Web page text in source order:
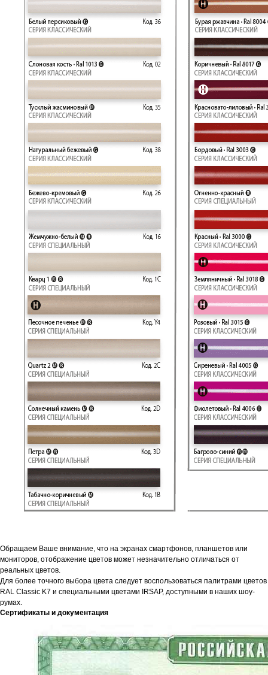
Обращаем Ваше внимание, что на экранах смартфонов, планшетов или
мониторов, отображение цветов может незначительно отличаться от
реальных цветов.
Для более точного выбора цвета следует воспользоваться палитрами цветов
RAL Classic K7 и специальными цветами IRSAP, доступными в наших шоу-
румах.
Сертификаты и документация